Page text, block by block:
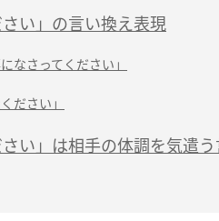
さい」の言い換え表現
なさってください」
ださい」
さい」は相手の体調を気遣